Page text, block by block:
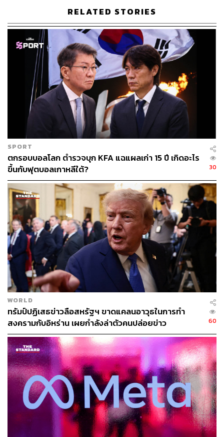
พันธบัตรในปริมาณมากออกสู่ตลาดมากกว่า โดยเชื่อว่าถือ
แม้จะถูกปรับลดความน่าเชื่อถือลง แต่พันธบัตรสกุลดอลลาร์
ของสหรัฐฯ จะยังเป็นสินทรัพย์ที่ธนาคารกลางส่วนใหญ่เลือก
ถือเป็นหลักอยู่ดี เพราะยังไม่มีสินทรัพย์อื่นที่มาแทนที่ได้
อมรเทพ จาวะลา ผู้ช่วยกรรมการผู้จัดการใหญ่ สำนักวิจัย
และที่ปรึกษาการลงทุน ธนาคาร ซีไอเอ็มบี ไทย ระบุว่า ปัจจัย
ที่ทำให้บอนด์ยีลด์สหรัฐฯ พุ่งทะลุระดับ 4% ซึ่งเป็นระดับ
จิตวิทยาเกิดจากความกังวลของตลาดว่า Fed อาจยังไม่หยุด
ปรับขึ้นดอกเบี้ย โดยล่าสุด FedWatch Tool ของ CME Group
ซึ่งวิเคราะห์การซื้อขายสัญญาล่วงหน้าอัตราดอกเบี้ยระยะ
สั้นของสหรัฐฯ บ่งชี้ว่า นักลงทุนคาดการณ์ว่า Fed มีแนวโน้ม
30% ที่จะปรับขึ้นอัตราดอกเบี้ยในการประชุมนโยบายการ
เงินในเดือนกันยายน
อีกหนึ่งปัจจัยคือการที่รัฐบาลสหรัฐฯ มีแผนจะกู้ยืมเงินเป็น
จำนวนมากเพื่อผลักดันนโยบายต่างๆ ซึ่งจะส่งผลให้ซัพพลาย
ของบอนด์สหรัฐฯ ในตลาดเพิ่มสูงขึ้น ส่วนกรณีการปรับลด
เครดิตของ Fitch มองว่าไม่ใช่ปัจจัยหลักทำให้ตลาดตกใจ แต่
เป็นปัจจัยผสมมากกว่า
“สหรัฐฯ มีความต่างจากประเทศอื่น ถึงแม้จะโดนปรับลด
ความน่าเชื่อถือ แต่เงินจะไหลกลับไปถือดอลลาร์ ซึ่งเป็น
สินทรัพย์ปลอดภัย (Safe Haven) ทำให้ดอลลาร์แข็งค่าขึ้น
เพราะปัจจุบันยังไม่มีสินทรัพย์อะไรมาแทนที่ดอลลาร์ได้ ใน
อนาคตเราอาจได้เห็นประเทศต่างๆ กระจายความเสี่ยงไปถือ
ทุนสำรองเป็นสกุลเงินอื่นเพิ่มขึ้น บทบาทของดอลลาร์จะลด
อมรเทพกล่าว
นริศ สถาผลเดชา หัวหน้าศูนย์วิเคราะห์เศรษฐกิจ ทีทีบี (ttb
analytics) กล่าวว่า การปรับลดเครดิตเรตติ้งสหรัฐฯ ของ
Fitch ไม่ได้สร้างความเซอร์ไพรส์ให้กับตลาด เนื่องจากเป็นที่
ทราบดีอยู่แล้วว่า สหรัฐฯ มีปัญหาขาดดุลการคลังเรื้อรัง แต่ที่
ระบบยังไปต่อได้เพราะเงินสกุลดอลลาร์มีสถานะเป็น
ทุนสำรองของโลก โดยเชื่อว่าเมื่อ Fitch และ S&P ปรับลด
RELATED STORIES
SPORT
ตกรอบบอลโลก ตำรวจบุก KFA แฉแผลเก่า 15 ปี เกิดอะไร
ขึ้นกับฟุตบอลเกาหลีใต้?
30
WORLD
ทรัมป์ปฏิเสธข่าวลือสหรัฐฯ ขาดแคลนอาวุธในการทำ
สงครามกับอิหร่าน เผยกำลังล่าตัวคนปล่อยข่าว
60